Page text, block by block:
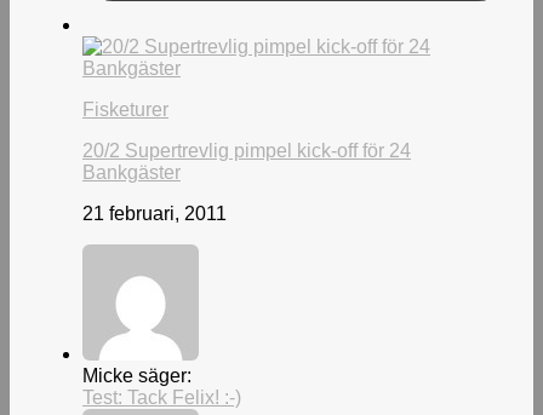
Fisketurer
20/2 Supertrevlig pimpel kick-off för 24
Bankgäster
21 februari, 2011
Micke säger:
Test: Tack Felix! :-)